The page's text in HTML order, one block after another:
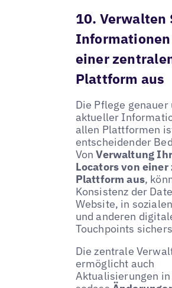
10. Verwalten
Informationen
einer
Plattform aus
Die Pflege genauer
aktueller
allen Plattformen
entscheidender
VonVerwaltung
Locators von
Plattform aus,
Konsistenz der
Website, in
und anderen
Touchpoints
Die zentrale
ermöglicht auch
Aktualisierungen